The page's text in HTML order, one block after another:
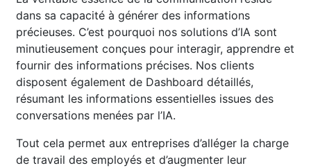
dans sa capacité à générer des informations
précieuses. C’est pourquoi nos solutions d’IA sont
minutieusement conçues pour interagir, apprendre et
fournir des informations précises. Nos clients
disposent également de Dashboard détaillés,
résumant les informations essentielles issues des
conversations menées par l’IA.
Tout cela permet aux entreprises d’alléger la charge
de travail des employés et d’augmenter leur